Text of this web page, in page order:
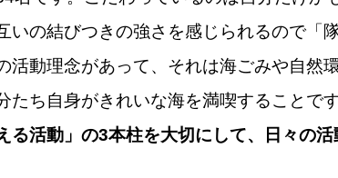
いの結びつきの強さを感じられるので「
活動理念があって、それは海ごみや自然
たち自身がきれいな海を満喫することで
る活動」の3本柱を大切にして、日々の